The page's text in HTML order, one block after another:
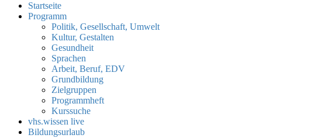
Startseite
Programm
Politik, Gesellschaft, Umwelt
Kultur, Gestalten
Gesundheit
Sprachen
Arbeit, Beruf, EDV
Grundbildung
Zielgruppen
Programmheft
Kurssuche
vhs.wissen live
Bildungsurlaub